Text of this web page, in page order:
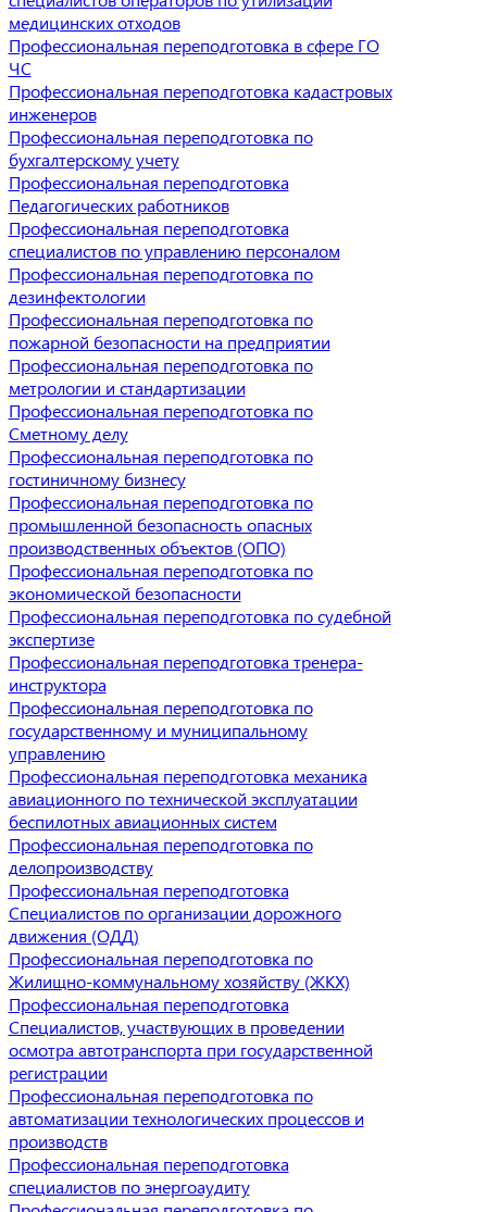
медицинских отходов
Профессиональная переподготовка в сфере ГО
ЧС
Профессиональная переподготовка кадастровых
инженеров
Профессиональная переподготовка по
бухгалтерскому учету
Профессиональная переподготовка
Педагогических работников
Профессиональная переподготовка
специалистов по управлению персоналом
Профессиональная переподготовка по
дезинфектологии
Профессиональная переподготовка по
пожарной безопасности на предприятии
Профессиональная переподготовка по
метрологии и стандартизации
Профессиональная переподготовка по
Сметному делу
Профессиональная переподготовка по
гостиничному бизнесу
Профессиональная переподготовка по
промышленной безопасность опасных
производственных объектов (ОПО)
Профессиональная переподготовка по
экономической безопасности
Профессиональная переподготовка по судебной
экспертизе
Профессиональная переподготовка тренера-
инструктора
Профессиональная переподготовка по
государственному и муниципальному
управлению
Профессиональная переподготовка механика
авиационного по технической эксплуатации
беспилотных авиационных систем
Профессиональная переподготовка по
делопроизводству
Профессиональная переподготовка
Специалистов по организации дорожного
движения (ОДД)
Профессиональная переподготовка по
Жилищно-коммунальному хозяйству (ЖКХ)
Профессиональная переподготовка
Специалистов, участвующих в проведении
осмотра автотранспорта при государственной
регистрации
Профессиональная переподготовка по
автоматизации технологических процессов и
производств
Профессиональная переподготовка
специалистов по энергоаудиту